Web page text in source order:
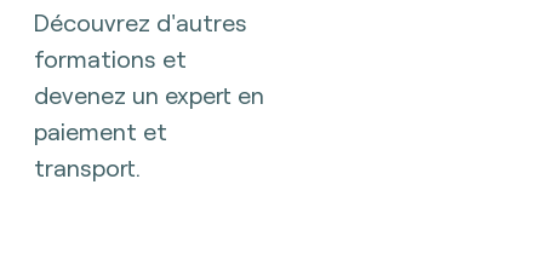
Découvrez d'autres
formations et
devenez un expert en
paiement et
transport.